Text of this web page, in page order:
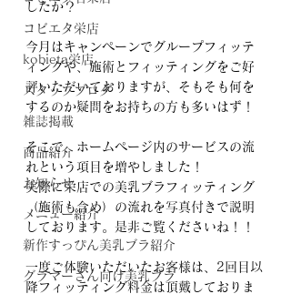
コビエタ栄店
kobieta栄店
スタッフブログ
雑誌掲載
商品紹介
お知らせ
メニュー紹介
新作すっぴん美乳ブラ紹介
グラマーさん向け美乳ブラ
したか？
今月はキャンペーンでグループフィッテ
ィングや、施術とフィッティングをご好
評いただいておりますが、そもそも何を
するのか疑問をお持ちの方も多いはず！
そこで、ホームページ内のサービスの流
れという項目を増やしました！
実際に栄店での美乳ブラフィッティング
（施術も含め）の流れを写真付きで説明
しております。是非ご覧くださいね！！
一度ご体験いただいたお客様は、2回目以
降フィッティング料金は頂戴しておりま